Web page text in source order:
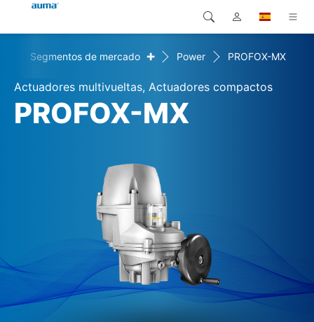
Productos
Soluciones
Global
Europa
Norteamérica
Búsqueda
Segmentos de mercado + Power PROFOX-MX
Actuadores multivueltas, Actuadores compactos
PROFOX-MX